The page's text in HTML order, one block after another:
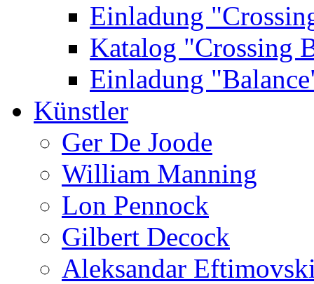
Einladung
Katalog "Crossing
Einladung
Künstler
Ger De Joode
William Manning
Lon Pennock
Gilbert Decock
Aleksandar